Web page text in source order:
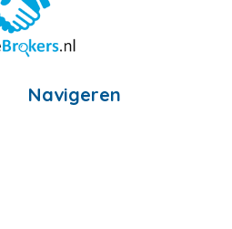
Navigeren